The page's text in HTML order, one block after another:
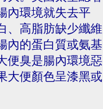
內環境就失去平
、高脂肪缺少纖維
內的蛋白質或氨基
便臭是腸內環境惡
大便顏色呈漆黑或